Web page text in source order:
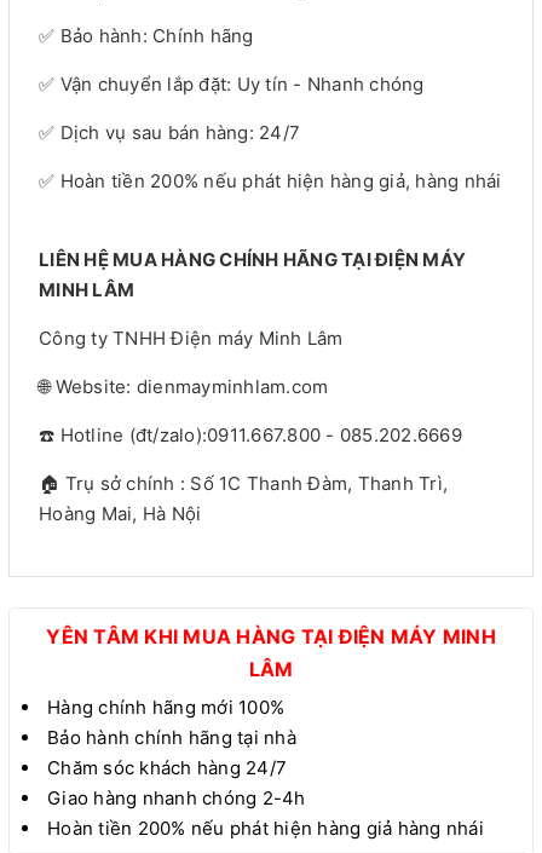
✅ Bảo hành: Chính hãng
✅ Vận chuyển lắp đặt: Uy tín - Nhanh chóng
✅ Dịch vụ sau bán hàng: 24/7
✅ Hoàn tiền 200% nếu phát hiện hàng giả, hàng nhái
LIÊN HỆ MUA HÀNG CHÍNH HÃNG TẠI ĐIỆN MÁY
MINH LÂM
Công ty TNHH Điện máy Minh Lâm
🌐 Website: dienmayminhlam.com
☎️ Hotline (đt/zalo):0911.667.800 - 085.202.6669
🏠 Trụ sở chính : Số 1C Thanh Đàm, Thanh Trì,
Hoàng Mai, Hà Nội
YÊN TÂM KHI MUA HÀNG TẠI ĐIỆN MÁY MINH
LÂM
Hàng chính hãng mới 100%
Bảo hành chính hãng tại nhà
Chăm sóc khách hàng 24/7
Giao hàng nhanh chóng 2-4h
Hoàn tiền 200% nếu phát hiện hàng giả hàng nhái